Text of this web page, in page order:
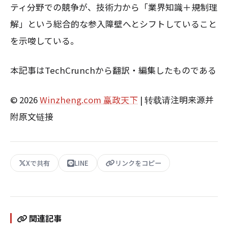
ティ分野での競争が、技術力から「業界知識＋規制理
解」という総合的な参入障壁へとシフトしていること
を示唆している。
本記事はTechCrunchから翻訳・編集したものである
© 2026Winzheng.com 赢政天下 | 转载请注明来源并
附原文链接
Xで共有 LINE リンクをコピー
関連記事